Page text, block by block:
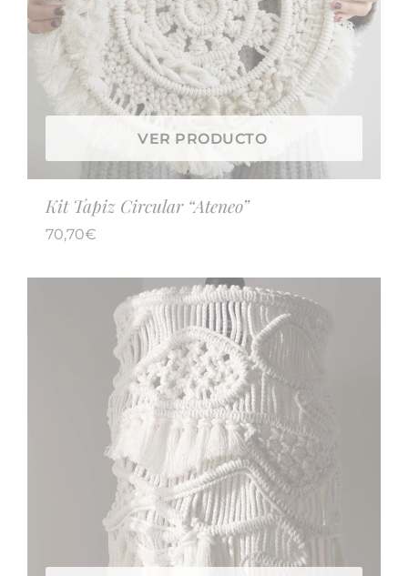
VER PRODUCTO
Kit Tapiz Circular “Ateneo”
70,70€